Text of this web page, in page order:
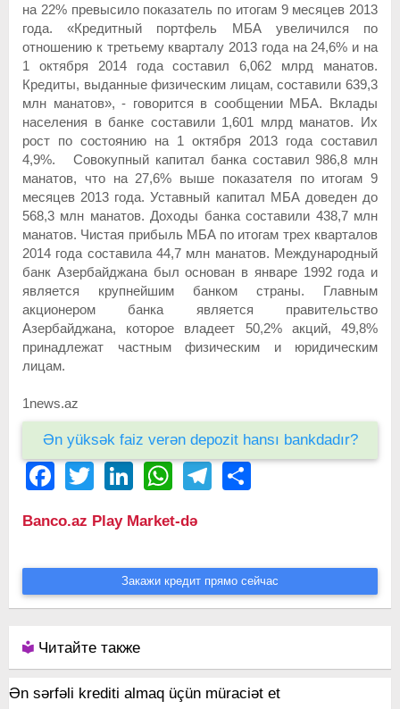
на 22% превысило показатель по итогам 9 месяцев 2013
года. «Кредитный портфель МБА увеличился по
отношению к третьему кварталу 2013 года на 24,6% и на
1 октября 2014 года составил 6,062 млрд манатов.
Кредиты, выданные физическим лицам, составили 639,3
млн манатов», - говорится в сообщении МБА. Вклады
населения в банке составили 1,601 млрд манатов. Их
рост по состоянию на 1 октября 2013 года составил
4,9%. Совокупный капитал банка составил 986,8 млн
манатов, что на 27,6% выше показателя по итогам 9
месяцев 2013 года. Уставный капитал МБА доведен до
568,3 млн манатов. Доходы банка составили 438,7 млн
манатов. Чистая прибыль МБА по итогам трех кварталов
2014 года составила 44,7 млн манатов. Международный
банк Азербайджана был основан в январе 1992 года и
является крупнейшим банком страны. Главным
акционером банка является правительство
Азербайджана, которое владеет 50,2% акций, 49,8%
принадлежат частным физическим и юридическим
лицам.
1news.az
Ən yüksək faiz verən depozit hansı bankdadır?
FacebookTwitter LinkedIn WhatsAppTelegram
Banco.az Play Market-də
Закажи кредит прямо сейчас
Читайте также
Ən sərfəli krediti almaq üçün müraciət et